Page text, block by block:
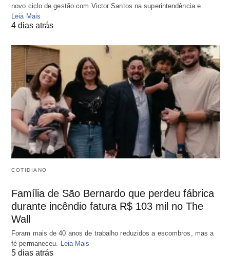
novo ciclo de gestão com Victor Santos na superintendência e…
Leia Mais
4 dias atrás
COTIDIANO
Família de São Bernardo que perdeu fábrica
durante incêndio fatura R$ 103 mil no The
Wall
Foram mais de 40 anos de trabalho reduzidos a escombros, mas a
fé permaneceu. Leia Mais
5 dias atrás